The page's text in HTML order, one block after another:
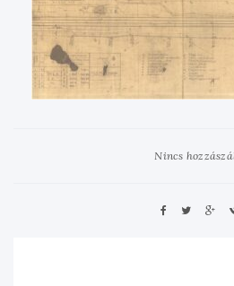
Nincs